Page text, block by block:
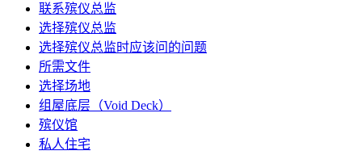
联系殡仪总监
选择殡仪总监
选择殡仪总监时应该问的问题
所需文件
选择场地
组屋底层（Void Deck）
殡仪馆
私人住宅